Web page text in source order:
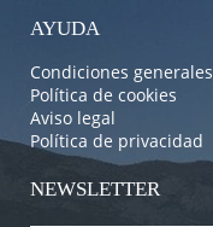
AYUDA
Condiciones generales
Política de cookies
Aviso legal
Política de privacidad
NEWSLETTER